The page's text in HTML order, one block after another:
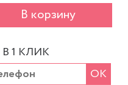
В корзину
1 КЛИК
ОК